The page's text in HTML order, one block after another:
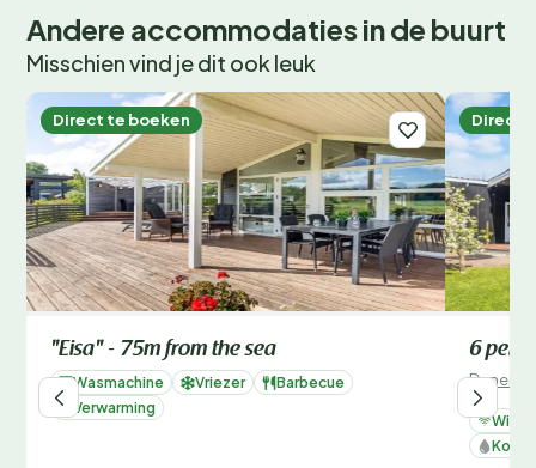
Andere accommodaties in de buurt
Misschien vind je dit ook leuk
Direct te boeken
"Eisa" - 75m from the sea
Wasmachine Vriezer
Barbecue
Verwarming
Direct
6
Wifi